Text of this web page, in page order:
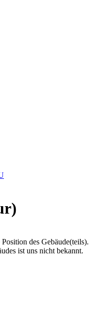
des Gebäude(teils).
ist uns nicht bekannt.